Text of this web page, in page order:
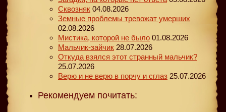
Сквозняк 04.08.2026
Земные проблемы тревожат умерших
02.08.2026
Мистика, которой не было 01.08.2026
Мальчик-зайчик 28.07.2026
Откуда взялся этот странный мальчик?
25.07.2026
Верю и не верю в порчу и сглаз 25.07.2026
Рекомендуем почитать: